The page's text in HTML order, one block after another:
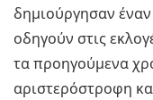
δη­μιούρ­γη­σαν
οδη­γούν στις
τα προη­γού­με­να
αρι­στε­ρό­στρο­φη